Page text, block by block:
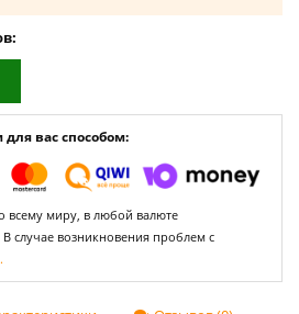
вас способом:
миру, в любой валюте
В случае возникновения проблем с